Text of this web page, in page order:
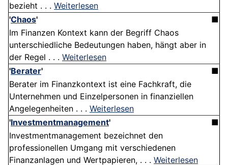
bezieht . . . Weiterlesen
'Chaos'
■
Im Finanzen Kontext kann der Begriff Chaos
unterschiedliche Bedeutungen haben, hängt aber in
der Regel . . . Weiterlesen
'Berater'
■
Berater im Finanzkontext ist eine Fachkraft, die
Unternehmen und Einzelpersonen in finanziellen
Angelegenheiten . . . Weiterlesen
'Investmentmanagement'
■
Investmentmanagement bezeichnet den
professionellen Umgang mit verschiedenen
Finanzanlagen und Wertpapieren, . . . Weiterlesen